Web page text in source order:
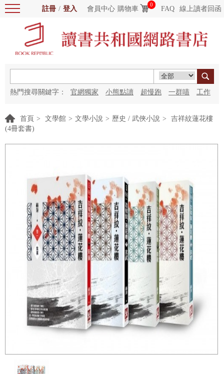
註冊 / 登入 會員中心 購物車
0
FAQ 線上讀者回函
熱門搜尋關鍵字： 官網獨家 小熊點讀 超慢跑 一群喵 工作
首頁 > 文學館 > 文學小說 > 歷史 / 武俠小說 >
吉祥紋蓮花樓
(4冊套書)